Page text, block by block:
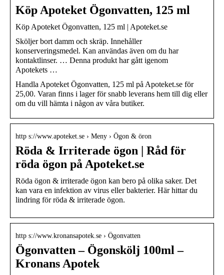
Köp Apoteket Ögonvatten, 125 ml
Köp Apoteket Ögonvatten, 125 ml | Apoteket.se
Sköljer bort damm och skräp. Innehåller
konserveringsmedel. Kan användas även om du har
kontaktlinser. … Denna produkt har gått igenom
Apotekets …
Handla Apoteket Ögonvatten, 125 ml på Apoteket.se för
25,00. Varan finns i lager för snabb leverans hem till dig eller
om du vill hämta i någon av våra butiker.
http s://www.apoteket.se › Meny › Ögon & öron
Röda & Irriterade ögon | Råd för
röda ögon på Apoteket.se
Röda ögon & irriterade ögon kan bero på olika saker. Det
kan vara en infektion av virus eller bakterier. Här hittar du
lindring för röda & irriterade ögon.
http s://www.kronansapotek.se › Ögonvatten
Ögonvatten – Ögonskölj 100ml –
Kronans Apotek